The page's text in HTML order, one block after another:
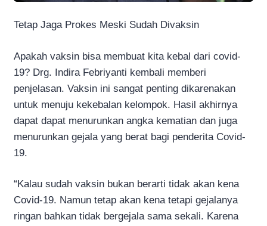
Tetap Jaga Prokes Meski Sudah Divaksin
Apakah vaksin bisa membuat kita kebal dari covid-
19? Drg. Indira Febriyanti kembali memberi
penjelasan. Vaksin ini sangat penting dikarenakan
untuk menuju kekebalan kelompok. Hasil akhirnya
dapat dapat menurunkan angka kematian dan juga
menurunkan gejala yang berat bagi penderita Covid-
19.
“Kalau sudah vaksin bukan berarti tidak akan kena
Covid-19. Namun tetap akan kena tetapi gejalanya
ringan bahkan tidak bergejala sama sekali. Karena